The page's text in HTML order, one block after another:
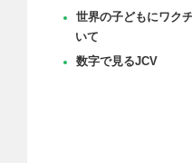
世界の子どもにワク
いて
数字で見るJCV